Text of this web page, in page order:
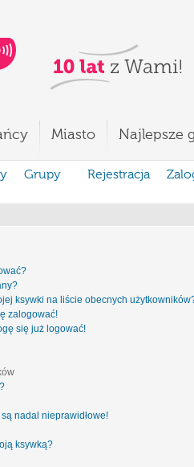
Miasto Najlepsze
Grupy Rejestracja
ksywki na liście obecnych
zalogować!
się już logować!
nadal nieprawidłowe!
ksywką?